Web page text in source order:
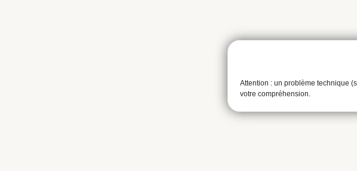
Attention : un problème technique
votre compréhension.